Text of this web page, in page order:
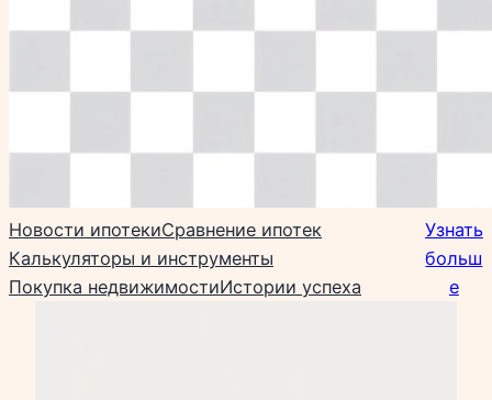
Новости ипотекиСравнение ипотек
Калькуляторы и инструменты
Покупка недвижимостиИстории успеха
Узнать
больш
е